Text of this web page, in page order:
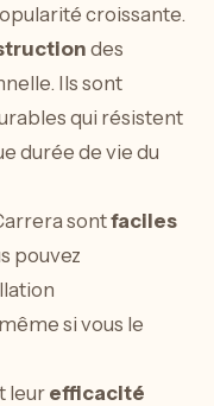
croissante.
des
Ils sont
qui résistent
durée de vie du
sontfaciles
pouvez
si vous le
leur efficacité